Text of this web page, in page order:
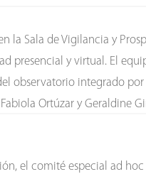
la Sala de Vigilancia y
presencial y virtual. El
observatorio integrado
Ortúzar y Geraldine
el comité especial ad